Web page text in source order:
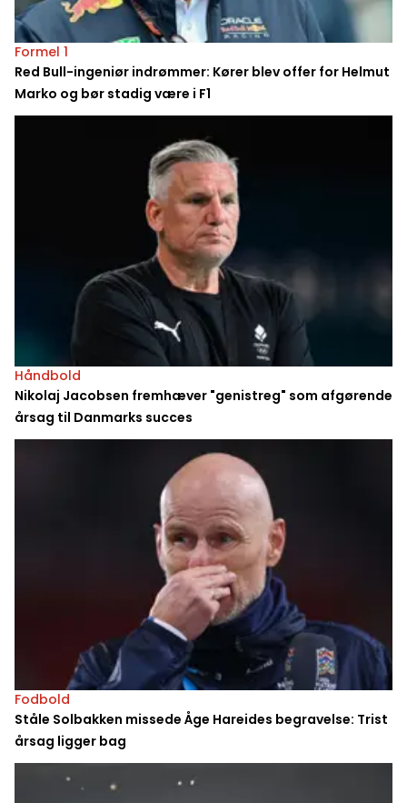
Formel 1
Red Bull-ingeniør indrømmer: Kører blev offer for Helmut
Marko og bør stadig være i F1
Håndbold
Nikolaj Jacobsen fremhæver "genistreg" som afgørende
årsag til Danmarks succes
Fodbold
Ståle Solbakken missede Åge Hareides begravelse: Trist
årsag ligger bag